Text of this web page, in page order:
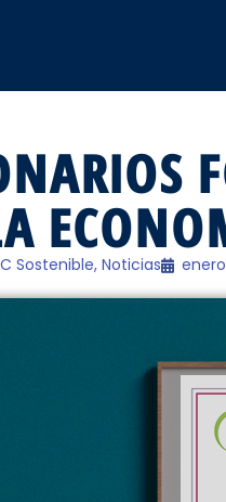
Sostenible, Noticias